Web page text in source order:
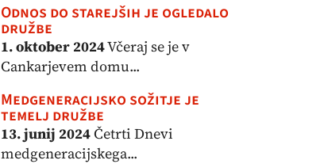
Odnos do starejših je ogledalo
družbe
1. oktober 2024Včeraj se je v
Cankarjevem domu...
Medgeneracijsko sožitje je
temelj družbe
13. junij 2024Četrti Dnevi
medgeneracijskega...